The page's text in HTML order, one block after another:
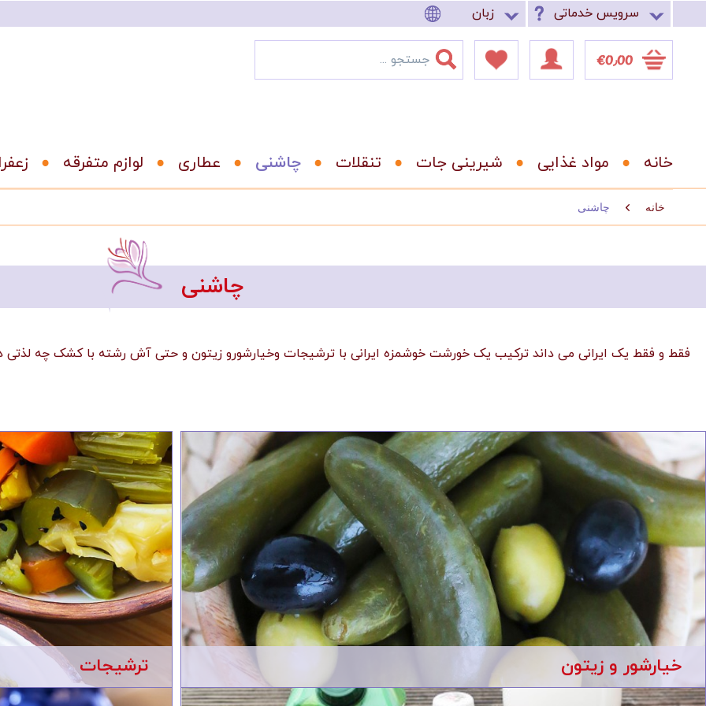
سرویس خدماتی زبان
‎€0٫00
خانه مواد غذایی شیرینی جات تنقلات عطاری لوازم متفرقه
خانه
چاشنی‌
ترشیجات خیارشور و زیتون
فقط و فقط یک ایرانی می داند ترکیب یک خورشت خوشمزه ایرانی با ترشیجات وخیارشورو زیتون و حتی آش رشته با کشک چه لذتی